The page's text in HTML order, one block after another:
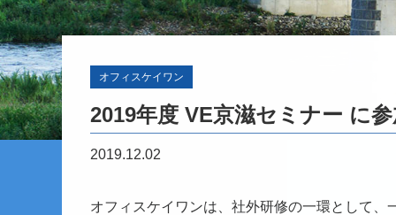
オフィスケイワン
2019年度 VE京滋セミナー に
2019.12.02
オフィスケイワンは、社外研修の一環として